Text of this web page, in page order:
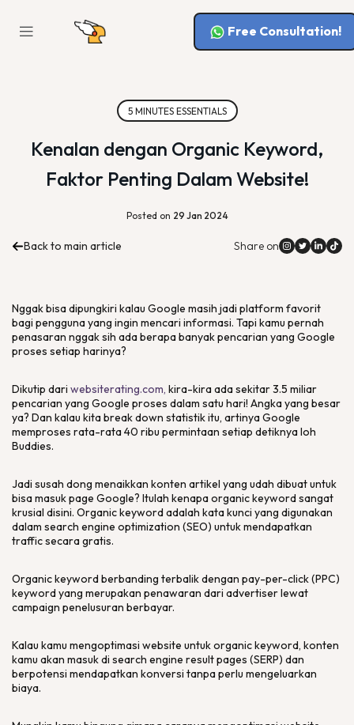
Free Consultation!
5 MINUTES ESSENTIALS
Kenalan dengan Organic Keyword,
Faktor Penting Dalam Website!
Posted on 29 Jan 2024
Back to main article Share on
Nggak bisa dipungkiri kalau Google masih jadi platform favorit
bagi pengguna yang ingin mencari informasi. Tapi kamu pernah
penasaran nggak sih ada berapa banyak pencarian yang Google
proses setiap harinya?
Dikutip dari websiterating.com, kira-kira ada sekitar 3.5 miliar
pencarian yang Google proses dalam satu hari! Angka yang besar
ya? Dan kalau kitabreak down statistik itu, artinya Google
memproses rata-rata 40 ribu permintaan setiap detiknya loh
Buddies.
Jadi susah dong menaikkan konten artikel yang udah dibuat untuk
bisa masuk page Google? Itulah kenapaorganic keywordsangat
krusial disini. Organic keywordadalah kata kunci yang digunakan
dalam search engine optimization (SEO) untuk mendapatkan
traffic secara gratis.
Organic keyword berbanding terbalik dengan pay-per-click(PPC)
keywordyang merupakan penawaran dari advertiserlewat
campaign penelusuran berbayar.
Kalau kamu mengoptimasi website untukorganic keyword, konten
kamu akan masuk di search engine result pages (SERP) dan
berpotensi mendapatkan konversi tanpa perlu mengeluarkan
biaya.